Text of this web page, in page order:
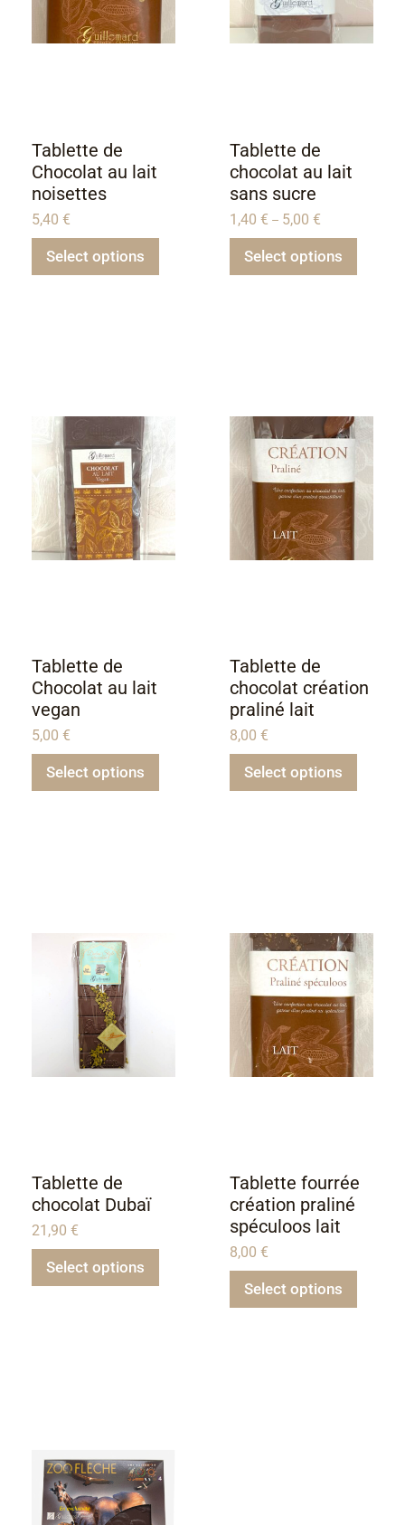
Tablette de
Chocolat au lait
noisettes
5,40 €
Select options
Tablette de
chocolat au lait
sans sucre
1,40 € – 5,00 €
Select options
Tablette de
Chocolat au lait
vegan
5,00 €
Select options
Tablette de
chocolat création
praliné lait
8,00 €
Select options
Tablette de
chocolat Dubaï
21,90 €
Select options
Tablette fourrée
création praliné
spéculoos lait
8,00 €
Select options